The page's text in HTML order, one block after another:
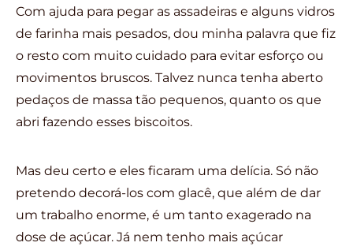
Com ajuda para pegar as assadeiras e alguns vidros
de farinha mais pesados, dou minha palavra que fiz
o resto com muito cuidado para evitar esforço ou
movimentos bruscos. Talvez nunca tenha aberto
pedaços de massa tão pequenos, quanto os que
abri fazendo esses biscoitos.
Mas deu certo e eles ficaram uma delícia. Só não
pretendo decorá-los com glacê, que além de dar
um trabalho enorme, é um tanto exagerado na
dose de açúcar. Já nem tenho mais açúcar